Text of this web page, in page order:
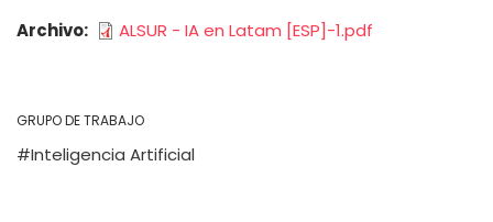
Archivo
ALSUR - IA en Latam [ESP]-1.pdf
GRUPO DE TRABAJO
Inteligencia Artificial